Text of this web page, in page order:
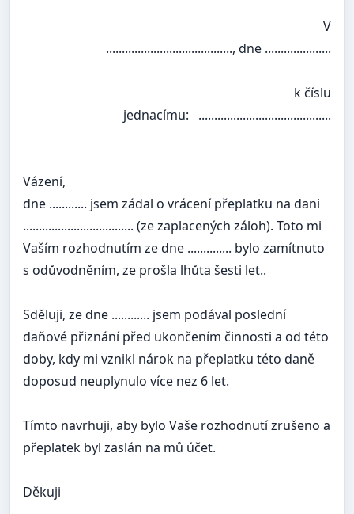
V
........................................, dne .....................
k číslu
jednacímu: ..........................................
Vázení,
dne ............ jsem zádal o vrácení přeplatku na dani
................................... (ze zaplacených záloh). Toto mi
Vaším rozhodnutím ze dne .............. bylo zamítnuto
s odůvodněním, ze prošla lhůta šesti let..
Sděluji, ze dne ............ jsem podával poslední
daňové přiznání před ukončením činnosti a od této
doby, kdy mi vznikl nárok na přeplatku této daně
doposud neuplynulo více nez 6 let.
Tímto navrhuji, aby bylo Vaše rozhodnutí zrušeno a
přeplatek byl zaslán na mů účet.
Děkuji